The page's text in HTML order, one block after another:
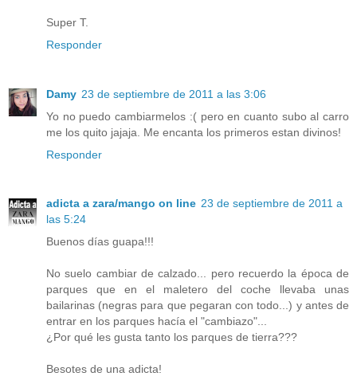
Super T.
Responder
Damy 23 de septiembre de 2011 a las 3:06
Yo no puedo cambiarmelos :( pero en cuanto subo al carro
me los quito jajaja. Me encanta los primeros estan divinos!
Responder
adicta a zara/mango on line 23 de septiembre de 2011 a
las 5:24
Buenos días guapa!!!
No suelo cambiar de calzado... pero recuerdo la época de
parques que en el maletero del coche llevaba unas
bailarinas (negras para que pegaran con todo...) y antes de
entrar en los parques hacía el "cambiazo"...
¿Por qué les gusta tanto los parques de tierra???
Besotes de una adicta!